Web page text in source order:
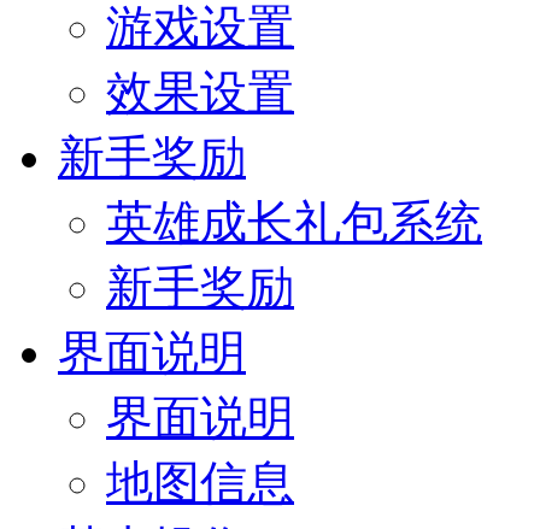
游戏设置
效果设置
新手奖励
英雄成长礼包系统
新手奖励
界面说明
界面说明
地图信息